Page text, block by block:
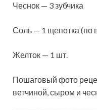
Чеснок — 3 зубчика
Соль — 1 щепотка (по
Желток — 1 шт.
Пошаговый фото
ветчиной, сыром и